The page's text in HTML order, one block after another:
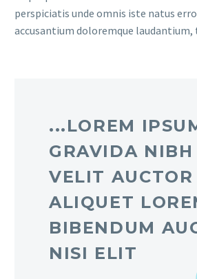
perspiciatis unde omnis iste natus
accusantium doloremque
...LOREM
GRAVIDA NIBH
VELIT AUCTOR
ALIQUET
BIBENDUM
NISI ELIT